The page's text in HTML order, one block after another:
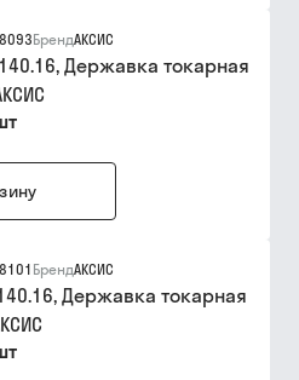
БрендАКСИС
Державка токарная
БрендАКСИС
Державка токарная